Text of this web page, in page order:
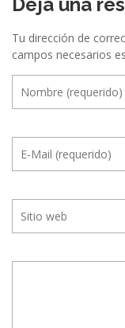
e
n
t
r
e
e
n
Deja una
Tu dirección de
campos necesarios